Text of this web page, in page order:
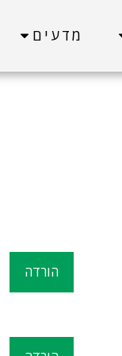
מדעים
הורדה